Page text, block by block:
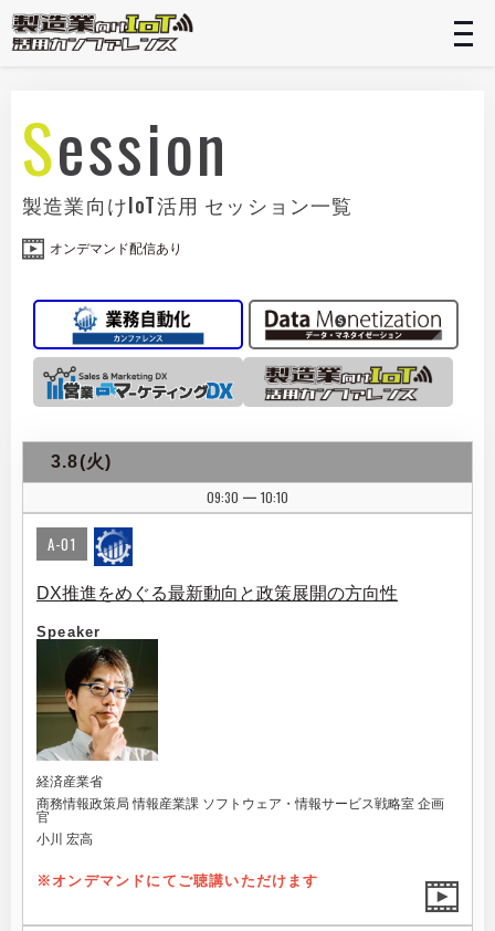
Session
製造業向けIoT活用 セッション一覧
オンデマンド配信あり
3.8(火)
09:30
| 10:10
A-01
DX推進をめぐる最新動向と政策展開の方向性
Speaker
経済産業省
商務情報政策局 情報産業課 ソフトウェア・情報サービス戦略室 企画
官
小川 宏高
※オンデマンドにてご聴講いただけます